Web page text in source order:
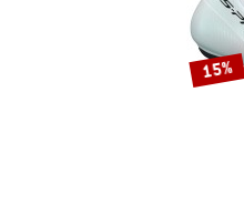
15%